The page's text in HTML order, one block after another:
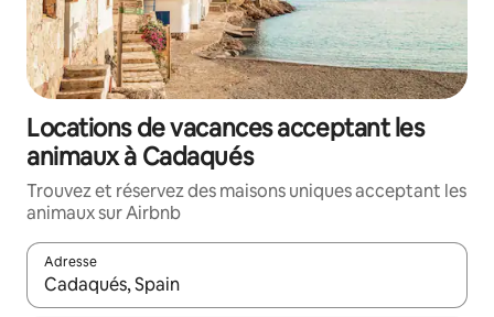
Locations de vacances acceptant les
animaux à Cadaqués
Trouvez et réservez des maisons uniques acceptant les
animaux sur Airbnb
Adresse
Lorsque les résultats s'affichent, utilisez les flèches vers le